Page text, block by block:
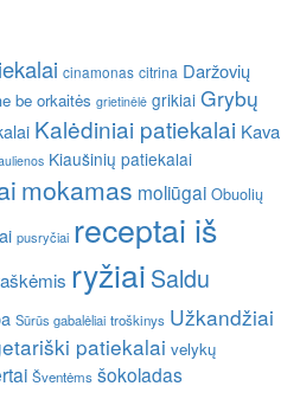
cinamonas citrina Daržovių
be orkaitės grietinėlė grikiai Grybų
Kalėdiniai patiekalai Kava
Kiaušinių patiekalai
mokamas moliūgai Obuolių
pusryčiai receptai iš
ryžiai Saldu
Sūrūs gabalėliai troškinys Užkandžiai
patiekalai velykų
Šventėms šokoladas